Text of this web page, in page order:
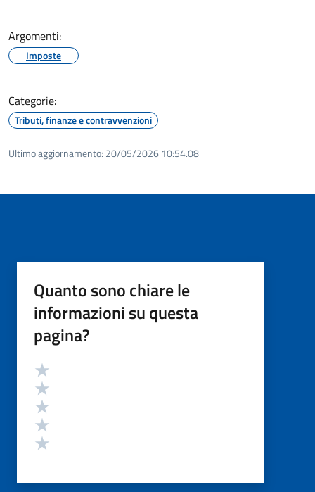
Argomenti:
Imposte
Categorie:
Tributi, finanze e contravvenzioni
Ultimo aggiornamento: 20/05/2026 10:54.08
Quanto sono chiare le
informazioni su questa
pagina?
Valutazione